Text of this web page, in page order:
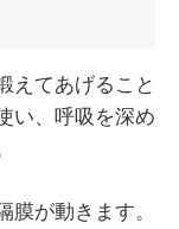
えてあげること
い、呼吸を深め
が動きます。